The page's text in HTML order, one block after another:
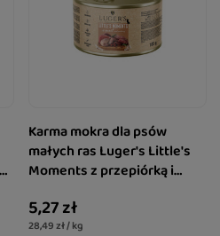
Karma mokra dla psów
małych ras Luger's Little's
Moments z przepiórką i
5,27 zł
28,49 zł / kg